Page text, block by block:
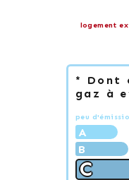
logement
* Dont
gaz à
peu
A
B
C